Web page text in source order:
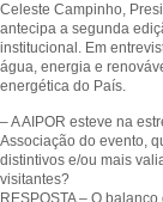
Celeste Campinho,
antecipa a segunda
institucional. Em
água, energia e
energética do País.
– A AIPOR esteve na
Associação do evento,
distintivos e/ou mais
visitantes?